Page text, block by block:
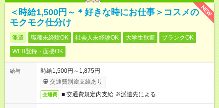
NEW
＜時給1,500円～＊好きな時にお仕事＞コスメの
モクモク仕分け
派遣 職種未経験OK 社会人未経験OK 大学生歓迎
ブランクOK
WEB登録・面接OK
給与
時給1,500円～1,875円
交通費別途支給あり
交通費 ■ 交通費規定内支給 ※派遣先による